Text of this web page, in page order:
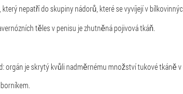
nepatří do skupiny nádorů, které se vyvíjejí v
těles v penisu je zhutněná pojivová tkáň.
orgán je skrytý kvůli nadměrnému množství tukové tkáně v